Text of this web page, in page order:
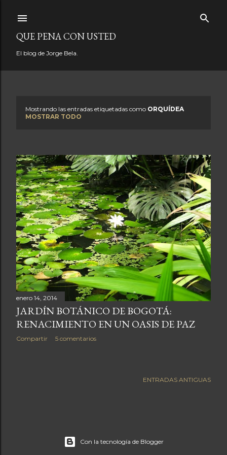
QUE PENA CON USTED
El blog de Jorge Bela.
t
r
a
d
a
s
Mostrando las entradas etiquetadas como ORQUÍDEA
MOSTRAR TODO
enero 14, 2014
JARDÍN BOTÁNICO DE BOGOTÁ:
RENACIMIENTO EN UN OASIS DE PAZ
Compartir 5 comentarios
ENTRADAS ANTIGUAS
Con la tecnología de Blogger